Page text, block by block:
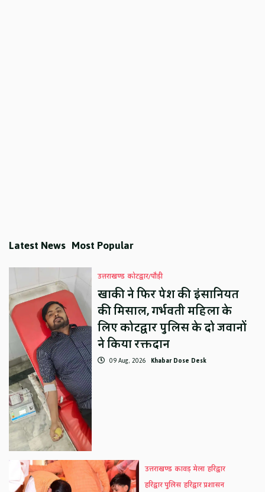
Latest News Most Popular
उत्तराखण्ड कोटद्वार/पौड़ी
खाकी ने फिर पेश की इंसानियत
की मिसाल, गर्भवती महिला के
लिए कोटद्वार पुलिस के दो जवानों
ने किया रक्तदान
09 Aug, 2026 Khabar Dose Desk
उत्तराखण्ड कावड़ मेला हरिद्वार
हरिद्वार पुलिस हरिद्वार प्रशासन